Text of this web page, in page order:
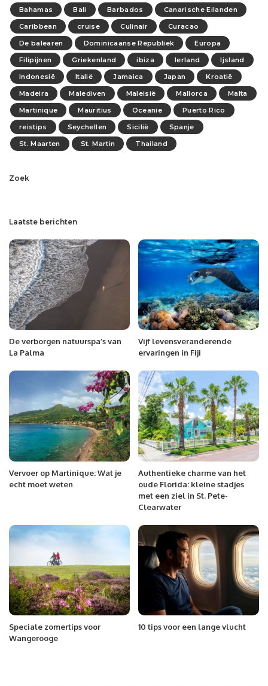
Bahamas Bali Barbados
Canarische Eilanden
Caribbean
cruise Culinair
Curacao
De balearen
Dominicaanse Republiek
Europa
Filipijnen
Griekenland ibiza Ierland
Ijsland
Indonesië
Italië Jamaica Japan
Kroatië
Madeira
Malediven Maleisië Mallorca
Malta
Martinique
Mauritius Oceanie
Puerto Rico
reistips
Seychellen Sicilië
Spanje
St. Maarten
St. Martin Thailand
Zoek
Laatste berichten
De verborgen natuurspa’s van
La Palma
Vijf levensveranderende
ervaringen in Fiji
Vervoer op Martinique: Wat je
echt moet weten
Authentieke charme van het
oude Florida: kleine stadjes
met een ziel in St. Pete-
Clearwater
Speciale zomertips voor
Wangerooge
10 tips voor een lange vlucht